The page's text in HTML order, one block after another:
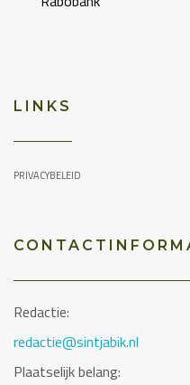
LINKS
PRIVACYBELEID
Redactie:
redactie@sintjabik.nl
Plaatselijk belang: